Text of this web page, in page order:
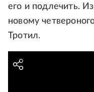
его и подлечить.
новому
Тротил.